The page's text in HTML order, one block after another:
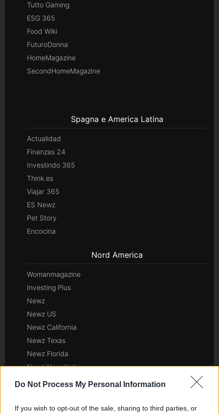
Do Not Process My Personal Information
If you wish to opt-out of the sale, sharing to third parties, or
Tutto Gaming
ESG 365
Food Wiki
FuturoDonna
HomeMagazine
SecondHomeMagazine
Spagna e America Latina
Actualidad
Finanzas 24
Investindo 365
Think.es
Viajar 365
ES Newz
Pet Story
Encocina
Nord America
Womanmagazine
Investing Plus
Newz
Newz US
Newz California
Newz Texas
Newz Florida
Newz New York
Newz Pennsylvania
Newz Ohio